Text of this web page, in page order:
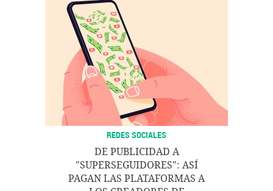
REDES SOCIALES
DE PUBLICIDAD A
"SUPERSEGUIDORES": ASÍ
PAGAN LAS PLATAFORMAS A